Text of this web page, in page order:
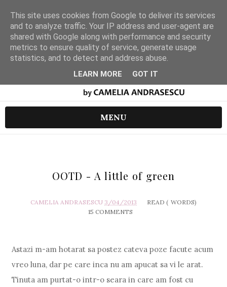
MENU
OOTD - A little of green
CAMELIA ANDRASESCU 3/04/2013 READ ( WORDS)
15 COMMENTS
Astazi m-am hotarat sa postez cateva poze facute acum
vreo luna, dar pe care inca nu am apucat sa vi le arat.
Tinuta am purtat-o intr-o seara in care am fost cu
This site uses cookies from Google to deliver its services
and to analyze traffic. Your IP address and user-agent are
shared with Google along with performance and security
metrics to ensure quality of service, generate usage
statistics, and to detect and address abuse.
LEARN MORE GOT IT